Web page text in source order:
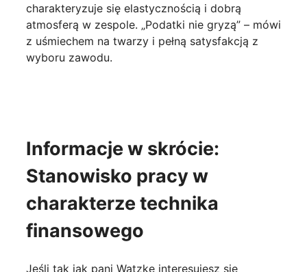
charakteryzuje się elastycznością i dobrą
atmosferą w zespole. „Podatki nie gryzą” – mówi
z uśmiechem na twarzy i pełną satysfakcją z
wyboru zawodu.
Informacje w skrócie:
Stanowisko pracy w
charakterze technika
finansowego
Jeśli tak jak pani Watzke interesujesz się